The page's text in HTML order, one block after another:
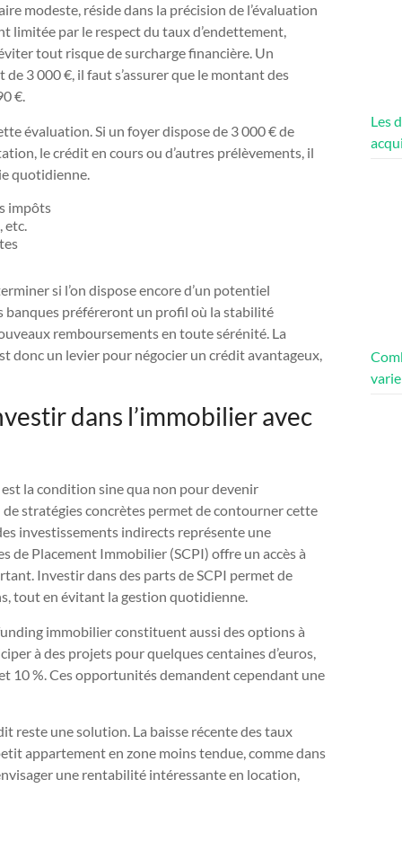
modeste, réside dans la précision de l’évaluation
limitée par le respect du taux d’endettement,
tout risque de surcharge financière. Un
3 000 €, il faut s’assurer que le montant des
€.
évaluation. Si un foyer dispose de 3 000 € de
le crédit en cours ou d’autres prélèvements, il
quotidienne.
impôts
etc.
si l’on dispose encore d’un potentiel
banques préféreront un profil où la stabilité
remboursements en toute sérénité. La
donc un levier pour négocier un crédit avantageux,
dans l’immobilier avec
la condition sine qua non pour devenir
stratégies concrètes permet de contourner cette
investissements indirects représente une
de Placement Immobilier (SCPI) offre un accès à
Investir dans des parts de SCPI permet de
tout en évitant la gestion quotidienne.
immobilier constituent aussi des options à
à des projets pour quelques centaines d’euros,
10 %. Ces opportunités demandent cependant une
reste une solution. La baisse récente des taux
appartement en zone moins tendue, comme dans
une rentabilité intéressante en location,
Les